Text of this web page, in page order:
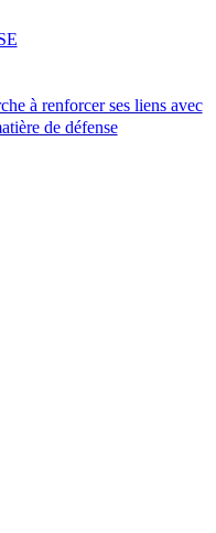
à renforcer ses liens avec
de défense